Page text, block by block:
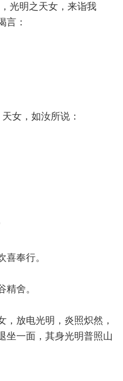
光明之天女，来诣我
言：
女，如汝所说：
喜奉行。
精舍。
，放电光明，炎照炽然，
坐一面，其身光明普照山